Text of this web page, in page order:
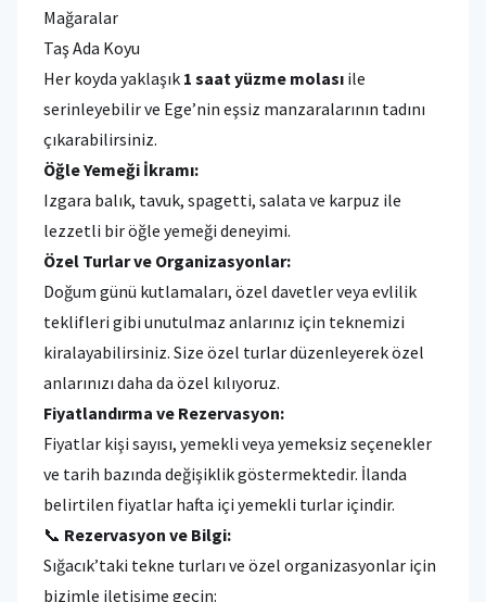
Mağaralar
Taş Ada Koyu
Her koyda yaklaşık 1 saat yüzme molası ile
serinleyebilir ve Ege’nin eşsiz manzaralarının tadını
çıkarabilirsiniz.
Öğle Yemeği İkramı:
Izgara balık, tavuk, spagetti, salata ve karpuz ile
lezzetli bir öğle yemeği deneyimi.
Özel Turlar ve Organizasyonlar:
Doğum günü kutlamaları, özel davetler veya evlilik
teklifleri gibi unutulmaz anlarınız için teknemizi
kiralayabilirsiniz. Size özel turlar düzenleyerek özel
anlarınızı daha da özel kılıyoruz.
Fiyatlandırma ve Rezervasyon:
Fiyatlar kişi sayısı, yemekli veya yemeksiz seçenekler
ve tarih bazında değişiklik göstermektedir. İlanda
belirtilen fiyatlar hafta içi yemekli turlar içindir.
📞 Rezervasyon ve Bilgi:
Sığacık’taki tekne turları ve özel organizasyonlar için
bizimle iletişime geçin: